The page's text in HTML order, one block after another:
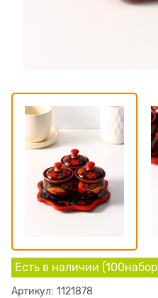
Есть в наличии (100набор
Артикул: 1121878